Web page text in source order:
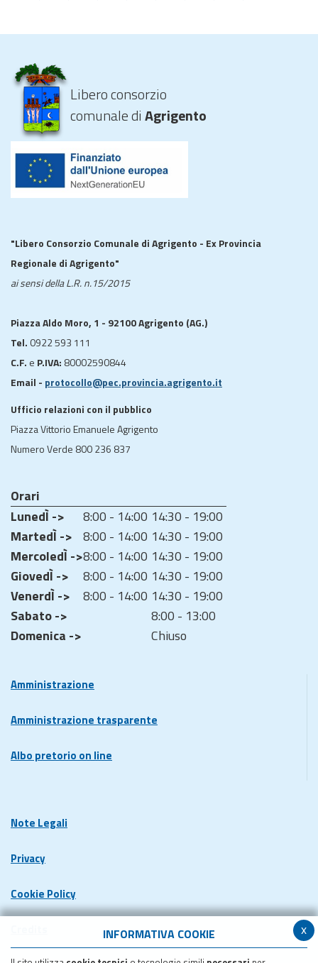
x
INFORMATIVA COOKIE
Libero consorzio
comunale diAgrigento
"Libero Consorzio Comunale di Agrigento - Ex Provincia
Regionale di Agrigento"
ai sensi della L.R. n.15/2015
Piazza Aldo Moro, 1 - 92100 Agrigento (AG.)
Tel. 0922 593 111
C.F. e P.IVA: 80002590844
Email - protocollo@pec.provincia.agrigento.it
Ufficio relazioni con il pubblico
Piazza Vittorio Emanuele Agrigento
Numero Verde 800 236 837
Orari
LunedÌ ->
8:00 - 14:00 14:30 - 19:00
MartedÌ -> 8:00 - 14:00 14:30 - 19:00
MercoledÌ ->8:00 - 14:00 14:30 - 19:00
GiovedÌ ->
8:00 - 14:00 14:30 - 19:00
VenerdÌ ->
8:00 - 14:00 14:30 - 19:00
Sabato ->
8:00 - 13:00
Domenica ->
Chiuso
Amministrazione
Amministrazione trasparente
Albo pretorio on line
Note Legali
Privacy
Cookie Policy